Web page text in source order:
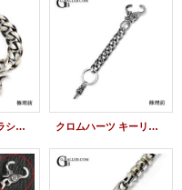
クロムハーツ クラシックリンクチェーン クリップ ブレスレット クリップバネ 交換修理 クロムハーツ キーリング ロング クリップバネ 交換 修理 新品仕上げ いぶし加工